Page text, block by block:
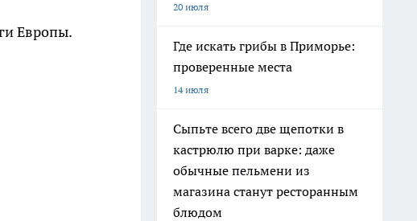
Европы.
20 июля
Где искать грибы в Приморье:
проверенные места
14 июля
Сыпьте всего две щепотки в
кастрюлю при варке: даже
обычные пельмени из
магазина станут ресторанным
блюдом